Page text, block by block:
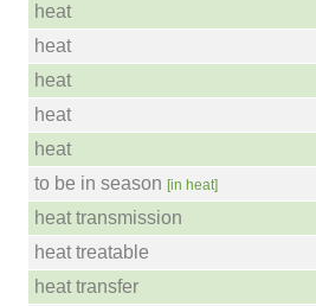
heat
heat
heat
heat
heat
to be in season [in heat]
heat transmission
heat treatable
heat transfer